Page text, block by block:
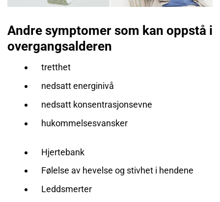
Andre symptomer som kan oppstå i
overgangsalderen
tretthet
nedsatt energinivå
nedsatt konsentrasjonsevne
hukommelsesvansker
Hjertebank
Følelse av hevelse og stivhet i hendene
Leddsmerter